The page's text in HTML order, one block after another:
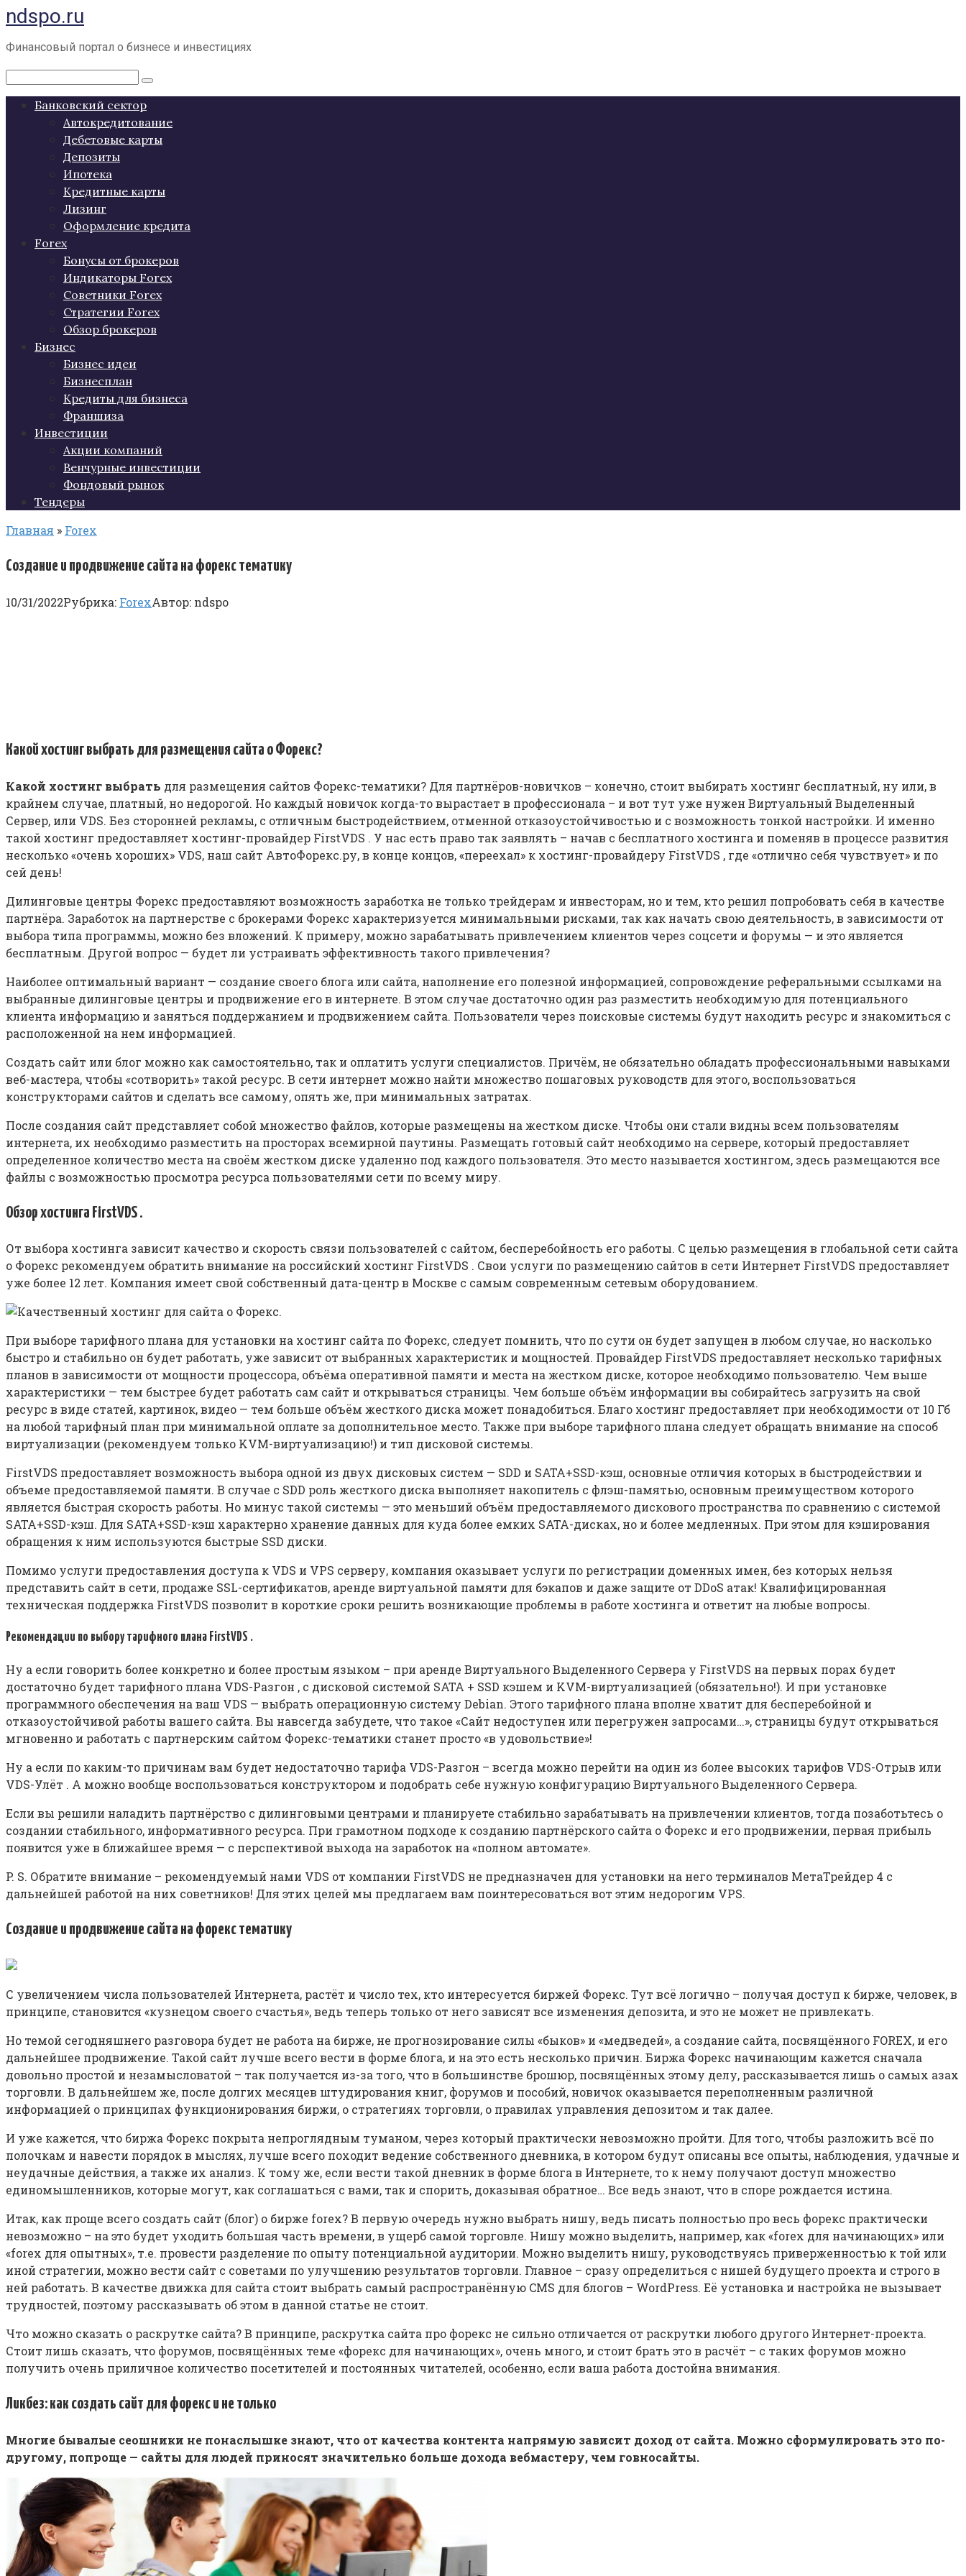
Перейти
к
контенту
ndspo.ru
Финансовый портал о бизнесе и инвестициях
Поиск:
Банковский сектор
Автокредитование
Дебетовые карты
Депозиты
Ипотека
Кредитные карты
Лизинг
Оформление кредита
Forex
Бонусы от брокеров
Индикаторы Forex
Советники Forex
Стратегии Forex
Обзор брокеров
Бизнес
Бизнес идеи
Бизнесплан
Кредиты для бизнеса
Франшиза
Инвестиции
Акции компаний
Венчурные инвестиции
Фондовый рынок
Тендеры
Главная » Forex
Создание и продвижение сайта на форекс тематику
10/31/2022Рубрика: ForexАвтор: ndspo
Какой хостинг выбрать для размещения сайта о Форекс?
Какой хостинг выбрать для размещения сайтов Форекс-тематики? Для партнёров-новичков – конечно, стоит выбирать хостинг бесплатный, ну или, в
крайнем случае, платный, но недорогой. Но каждый новичок когда-то вырастает в профессионала – и вот тут уже нужен Виртуальный Выделенный
Сервер, или VDS. Без сторонней рекламы, с отличным быстродействием, отменной отказоустойчивостью и с возможность тонкой настройки. И именно
такой хостинг предоставляет хостинг-провайдер FirstVDS . У нас есть право так заявлять – начав с бесплатного хостинга и поменяв в процессе развития
несколько «очень хороших» VDS, наш сайт АвтоФорекс.ру, в конце концов, «переехал» к хостинг-провайдеру FirstVDS , где «отлично себя чувствует» и по
сей день!
Дилинговые центры Форекс предоставляют возможность заработка не только трейдерам и инвесторам, но и тем, кто решил попробовать себя в качестве
партнёра. Заработок на партнерстве с брокерами Форекс характеризуется минимальными рисками, так как начать свою деятельность, в зависимости от
выбора типа программы, можно без вложений. К примеру, можно зарабатывать привлечением клиентов через соцсети и форумы — и это является
бесплатным. Другой вопрос — будет ли устраивать эффективность такого привлечения?
Наиболее оптимальный вариант — создание своего блога или сайта, наполнение его полезной информацией, сопровождение реферальными ссылками на
выбранные дилинговые центры и продвижение его в интернете. В этом случае достаточно один раз разместить необходимую для потенциального
клиента информацию и заняться поддержанием и продвижением сайта. Пользователи через поисковые системы будут находить ресурс и знакомиться с
расположенной на нем информацией.
Создать сайт или блог можно как самостоятельно, так и оплатить услуги специалистов. Причём, не обязательно обладать профессиональными навыками
веб-мастера, чтобы «сотворить» такой ресурс. В сети интернет можно найти множество пошаговых руководств для этого, воспользоваться
конструкторами сайтов и сделать все самому, опять же, при минимальных затратах.
После создания сайт представляет собой множество файлов, которые размещены на жестком диске. Чтобы они стали видны всем пользователям
интернета, их необходимо разместить на просторах всемирной паутины. Размещать готовый сайт необходимо на сервере, который предоставляет
определенное количество места на своём жестком диске удаленно под каждого пользователя. Это место называется хостингом, здесь размещаются все
файлы с возможностью просмотра ресурса пользователями сети по всему миру.
Обзор хостинга FirstVDS .
От выбора хостинга зависит качество и скорость связи пользователей с сайтом, бесперебойность его работы. С целью размещения в глобальной сети сайта
о Форекс рекомендуем обратить внимание на российский хостинг FirstVDS . Свои услуги по размещению сайтов в сети Интернет FirstVDS предоставляет
уже более 12 лет. Компания имеет свой собственный дата-центр в Москве с самым современным сетевым оборудованием.
При выборе тарифного плана для установки на хостинг сайта по Форекс, следует помнить, что по сути он будет запущен в любом случае, но насколько
быстро и стабильно он будет работать, уже зависит от выбранных характеристик и мощностей. Провайдер FirstVDS предоставляет несколько тарифных
планов в зависимости от мощности процессора, объёма оперативной памяти и места на жестком диске, которое необходимо пользователю. Чем выше
характеристики — тем быстрее будет работать сам сайт и открываться страницы. Чем больше объём информации вы собирайтесь загрузить на свой
ресурс в виде статей, картинок, видео — тем больше объём жесткого диска может понадобиться. Благо хостинг предоставляет при необходимости от 10 Гб
на любой тарифный план при минимальной оплате за дополнительное место. Также при выборе тарифного плана следует обращать внимание на способ
виртуализации (рекомендуем только KVM-виртуализацию!) и тип дисковой системы.
FirstVDS предоставляет возможность выбора одной из двух дисковых систем — SDD и SATA+SSD-кэш, основные отличия которых в быстродействии и
объеме предоставляемой памяти. В случае с SDD роль жесткого диска выполняет накопитель с флэш-памятью, основным преимуществом которого
является быстрая скорость работы. Но минус такой системы — это меньший объём предоставляемого дискового пространства по сравнению с системой
SATA+SSD-кэш. Для SATA+SSD-кэш характерно хранение данных для куда более емких SATA-дисках, но и более медленных. При этом для кэширования
обращения к ним используются быстрые SSD диски.
Помимо услуги предоставления доступа к VDS и VPS серверу, компания оказывает услуги по регистрации доменных имен, без которых нельзя
представить сайт в сети, продаже SSL-сертификатов, аренде виртуальной памяти для бэкапов и даже защите от DDoS атак! Квалифицированная
техническая поддержка FirstVDS позволит в короткие сроки решить возникающие проблемы в работе хостинга и ответит на любые вопросы.
Рекомендации по выбору тарифного плана FirstVDS .
Ну а если говорить более конкретно и более простым языком – при аренде Виртуального Выделенного Сервера у FirstVDS на первых порах будет
достаточно будет тарифного плана VDS-Разгон , с дисковой системой SATA + SSD кэшем и KVM-виртуализацией (обязательно!). И при установке
программного обеспечения на ваш VDS — выбрать операционную систему Debian. Этого тарифного плана вполне хватит для бесперебойной и
отказоустойчивой работы вашего сайта. Вы навсегда забудете, что такое «Сайт недоступен или перегружен запросами…», страницы будут открываться
мгновенно и работать с партнерским сайтом Форекс-тематики станет просто «в удовольствие»!
Ну а если по каким-то причинам вам будет недостаточно тарифа VDS-Разгон – всегда можно перейти на один из более высоких тарифов VDS-Отрыв или
VDS-Улёт . А можно вообще воспользоваться конструктором и подобрать себе нужную конфигурацию Виртуального Выделенного Сервера.
Если вы решили наладить партнёрство с дилинговыми центрами и планируете стабильно зарабатывать на привлечении клиентов, тогда позаботьтесь о
создании стабильного, информативного ресурса. При грамотном подходе к созданию партнёрского сайта о Форекс и его продвижении, первая прибыль
появится уже в ближайшее время — с перспективой выхода на заработок на «полном автомате».
P. S. Обратите внимание – рекомендуемый нами VDS от компании FirstVDS не предназначен для установки на него терминалов МетаТрейдер 4 с
дальнейшей работой на них советников! Для этих целей мы предлагаем вам поинтересоваться вот этим недорогим VPS.
Создание и продвижение сайта на форекс тематику
С увеличением числа пользователей Интернета, растёт и число тех, кто интересуется биржей Форекс. Тут всё логично – получая доступ к бирже, человек, в
принципе, становится «кузнецом своего счастья», ведь теперь только от него зависят все изменения депозита, и это не может не привлекать.
Но темой сегодняшнего разговора будет не работа на бирже, не прогнозирование силы «быков» и «медведей», а создание сайта, посвящённого FOREX, и его
дальнейшее продвижение. Такой сайт лучше всего вести в форме блога, и на это есть несколько причин. Биржа Форекс начинающим кажется сначала
довольно простой и незамысловатой – так получается из-за того, что в большинстве брошюр, посвящённых этому делу, рассказывается лишь о самых азах
торговли. В дальнейшем же, после долгих месяцев штудирования книг, форумов и пособий, новичок оказывается переполненным различной
информацией о принципах функционирования биржи, о стратегиях торговли, о правилах управления депозитом и так далее.
И уже кажется, что биржа Форекс покрыта непроглядным туманом, через который практически невозможно пройти. Для того, чтобы разложить всё по
полочкам и навести порядок в мыслях, лучше всего походит ведение собственного дневника, в котором будут описаны все опыты, наблюдения, удачные и
неудачные действия, а также их анализ. К тому же, если вести такой дневник в форме блога в Интернете, то к нему получают доступ множество
единомышленников, которые могут, как соглашаться с вами, так и спорить, доказывая обратное… Все ведь знают, что в споре рождается истина.
Итак, как проще всего создать сайт (блог) о бирже forex? В первую очередь нужно выбрать нишу, ведь писать полностью про весь форекс практически
невозможно – на это будет уходить большая часть времени, в ущерб самой торговле. Нишу можно выделить, например, как «forex для начинающих» или
«forex для опытных», т.е. провести разделение по опыту потенциальной аудитории. Можно выделить нишу, руководствуясь приверженностью к той или
иной стратегии, можно вести сайт с советами по улучшению результатов торговли. Главное – сразу определиться с нишей будущего проекта и строго в
ней работать. В качестве движка для сайта стоит выбрать самый распространённую CMS для блогов – WordPress. Её установка и настройка не вызывает
трудностей, поэтому рассказывать об этом в данной статье не стоит.
Что можно сказать о раскрутке сайта? В принципе, раскрутка сайта про форекс не сильно отличается от раскрутки любого другого Интернет-проекта.
Стоит лишь сказать, что форумов, посвящённых теме «форекс для начинающих», очень много, и стоит брать это в расчёт – с таких форумов можно
получить очень приличное количество посетителей и постоянных читателей, особенно, если ваша работа достойна внимания.
Ликбез: как создать сайт для форекс и не только
Многие бывалые сеошники не понаслышке знают, что от качества контента напрямую зависит доход от сайта. Можно сформулировать это по-
другому, попроще — сайты для людей приносят значительно больше дохода вебмастеру, чем говносайты.